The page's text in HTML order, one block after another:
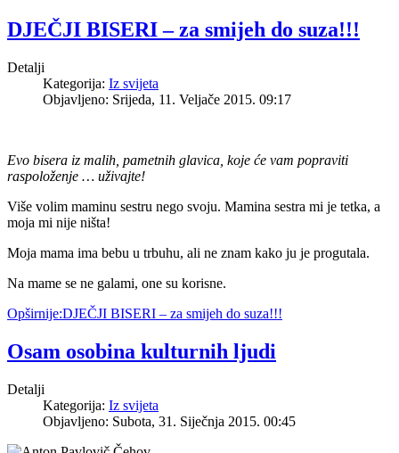
DJEČJI BISERI – za smijeh do suza!!!
Detalji
Kategorija: Iz svijeta
Objavljeno: Srijeda, 11. Veljače 2015. 09:17
Evo bisera iz malih, pametnih glavica, koje će vam popraviti
raspoloženje … uživajte!
Više volim maminu sestru nego svoju. Mamina sestra mi je tetka, a
moja mi nije ništa!
Moja mama ima bebu u trbuhu, ali ne znam kako ju je progutala.
Na mame se ne galami, one su korisne.
Opširnije:DJEČJI BISERI – za smijeh do suza!!!
Osam osobina kulturnih ljudi
Detalji
Kategorija: Iz svijeta
Objavljeno: Subota, 31. Siječnja 2015. 00:45